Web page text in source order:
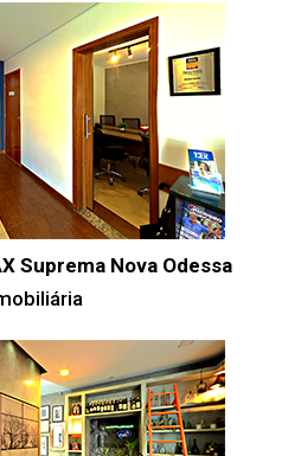
Suprema Nova Odessa